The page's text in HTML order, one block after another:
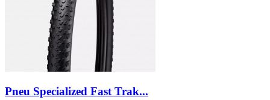
Pneu Specialized Fast Trak...